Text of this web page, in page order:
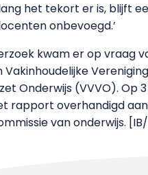
het tekort er is, blijft
onbevoegd.’
kwam er op vraag
Onderwijs (VVVO). Op
rapport overhandigd
van onderwijs.